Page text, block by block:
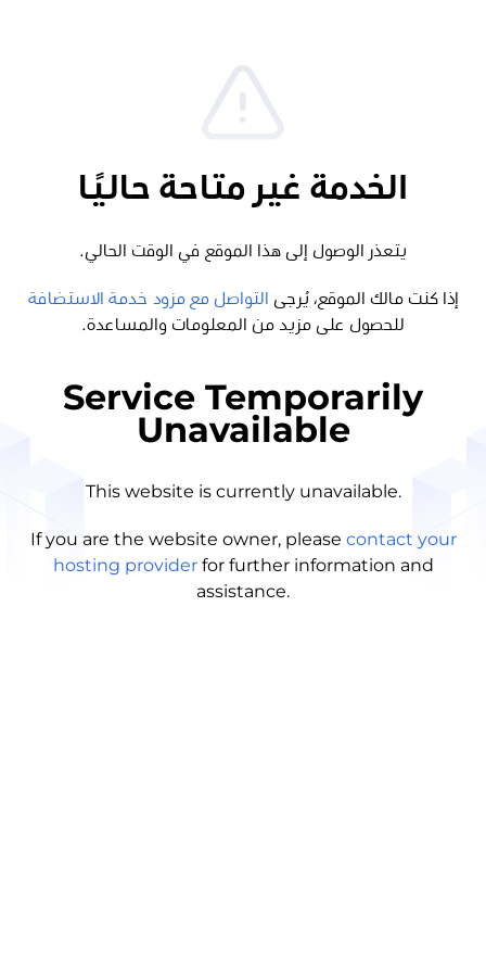
الخدمة غير متاحة حاليًا
يتعذر الوصول إلى هذا الموقع في الوقت الحالي.
إذا كنت مالك الموقع، يُرجى
التواصل مع مزود خدمة الاستضافة
للحصول على مزيد من المعلومات والمساعدة.
Service Temporarily
Unavailable
This website is currently unavailable.
If you are the website owner, please contact your
hosting provider for further information and
assistance.